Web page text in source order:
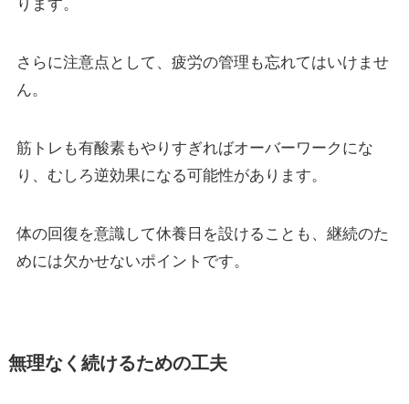
ります。
さらに注意点として、疲労の管理も忘れてはいけませ
ん。
筋トレも有酸素もやりすぎればオーバーワークにな
り、むしろ逆効果になる可能性があります。
体の回復を意識して休養日を設けることも、継続のた
めには欠かせないポイントです。
無理なく続けるための工夫